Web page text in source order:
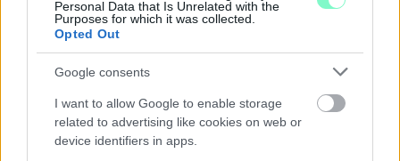
Personal Data that Is Unrelated with the
Purposes for which it was collected.
Opted Out
Google consents
I want to allow Google to enable storage
related to advertising like cookies on web or
device identifiers in apps.